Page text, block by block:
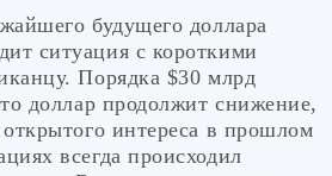
будущего доллара
ситуация с короткими
Порядка $30 млрд
доллар продолжит снижение,
интереса в прошлом
всегда происходил